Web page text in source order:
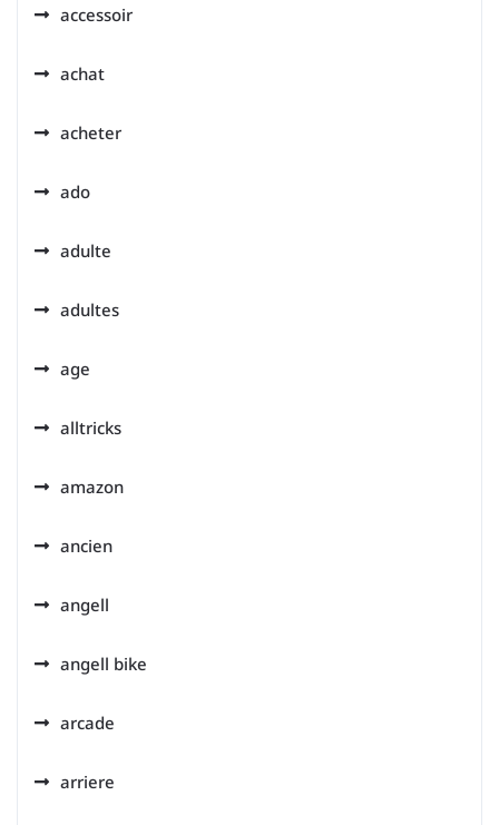
accessoir
achat
acheter
ado
adulte
adultes
age
alltricks
amazon
ancien
angell
angell bike
arcade
arriere